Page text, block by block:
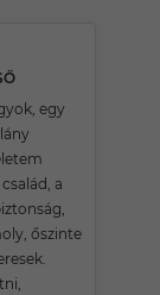
egy
a
őszinte